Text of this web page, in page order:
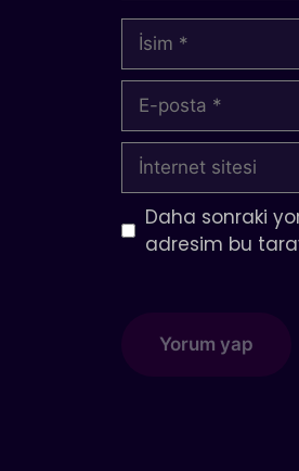
İsim
posta
İnternet
sitesi
Daha sonraki
adresim bu